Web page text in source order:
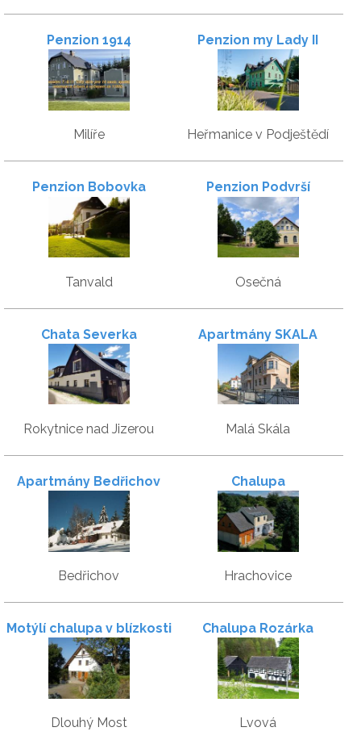
Penzion 1914
Milíře
Penzion my Lady II
Heřmanice v Podještědí
Penzion Bobovka
Tanvald
Penzion Podvrší
Osečná
Chata Severka
Rokytnice nad Jizerou
Apartmány SKALA
Malá Skála
Apartmány Bedřichov
Bedřichov
Chalupa
Hrachovice
Motýlí chalupa v blízkosti
Ještědu
Dlouhý Most
Chalupa Rozárka
Lvová